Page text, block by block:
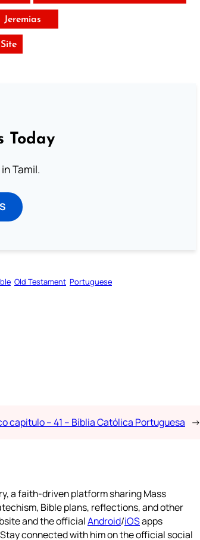
Jeremias
Today
Tamil.
Old Testament Portuguese
capitulo – 41 – Bíblia Católica Portuguesa →
a faith-driven platform sharing Mass
Bible plans, reflections, and other
and the officialAndroid/iOSapps
connected with him on the official social